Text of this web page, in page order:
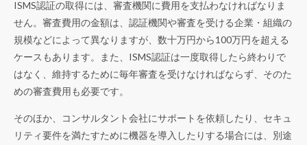
ISMS認証の取得には、審査機関に費用を支払わなければなりま
せん。審査費用の金額は、認証機関や審査を受ける企業・組織の
規模などによって異なりますが、数十万円から100万円を超える
ケースもあります。また、ISMS認証は一度取得したら終わりで
はなく、維持するために毎年審査を受けなければならず、そのた
めの審査費用も必要です。
そのほか、コンサルタント会社にサポートを依頼したり、セキュ
リティ要件を満たすために機器を導入したりする場合には、別途